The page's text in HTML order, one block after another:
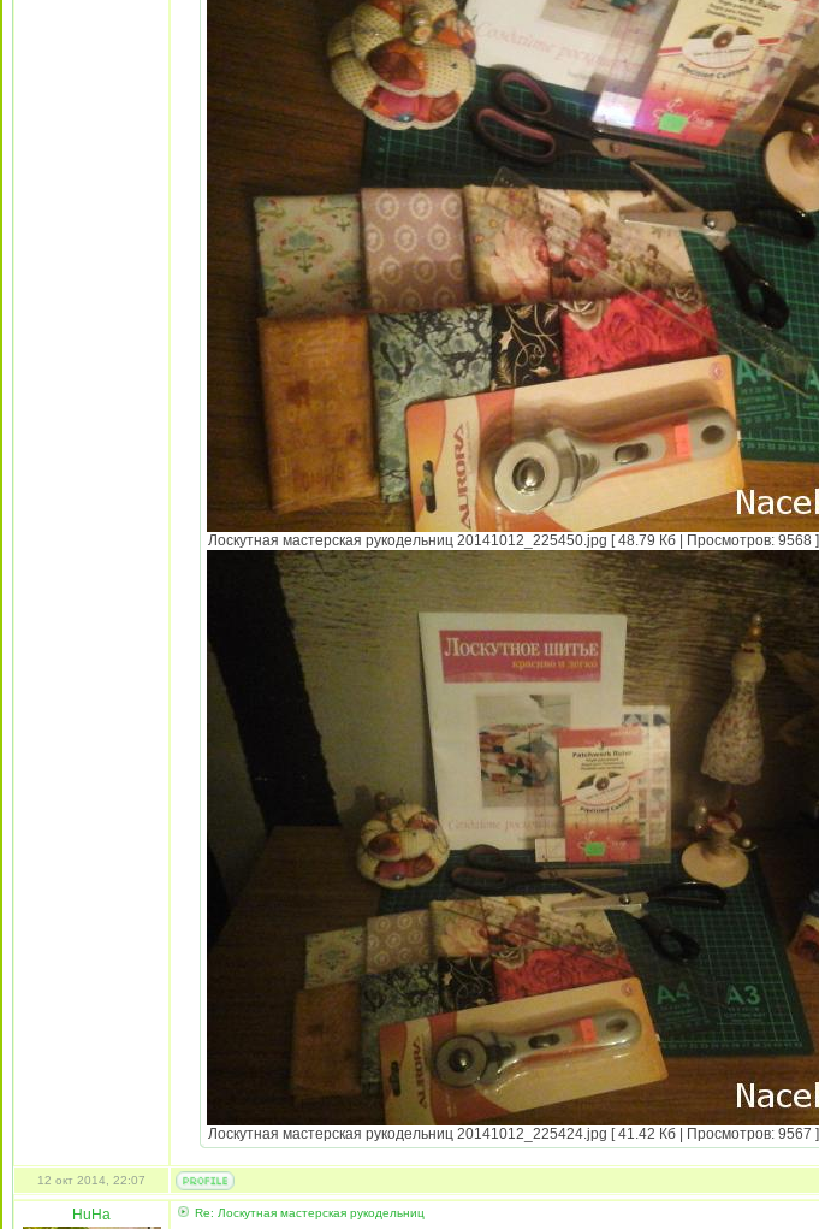
Лоскутная мастерская рукодельниц 20141012_225450.jpg [ 48.79 Кб | Просмотров: 9568 ]
Лоскутная мастерская рукодельниц 20141012_225424.jpg [ 41.42 Кб | Просмотров: 9567 ]
12 окт 2014, 22:07
HuHa Re: Лоскутная мастерская рукодельниц